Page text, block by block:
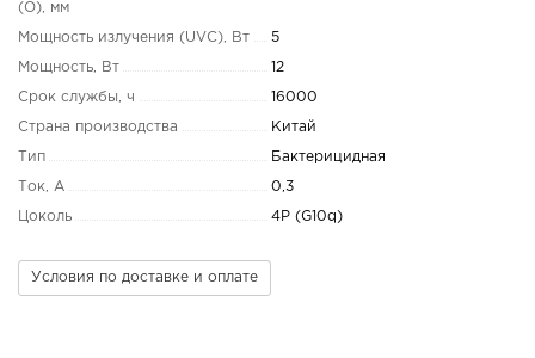
(O), мм
Мощность излучения (UVC), Вт 5
Мощность, Вт 12
Срок службы, ч 16000
Страна производства Китай
Тип Бактерицидная
Ток, А 0,3
Цоколь 4P (G10q)
Условия по доставке и оплате